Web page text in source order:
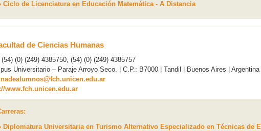
Ciclo de Licenciatura en Educación Matemática - A Distancia
de Ciencias Humanas
(0) (249) 4385750, (54) (0) (249) 4385757
Universitario – Paraje Arroyo Seco. | C.P.: B7000 | Tandil | Buenos Aires | Argentina
www.fch.unicen.edu.ar
Diplomatura Universitaria en Turismo Alternativo Especializado en Técnicas de